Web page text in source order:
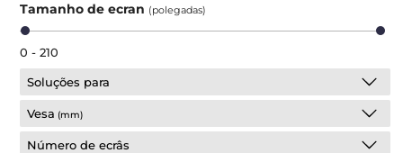
Tamanho de ecran (polegadas)
0 - 210
Soluções para
Vesa (mm)
Número de ecrâs